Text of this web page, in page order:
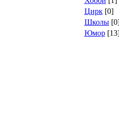
Цирк[0]
Школы
Юмор